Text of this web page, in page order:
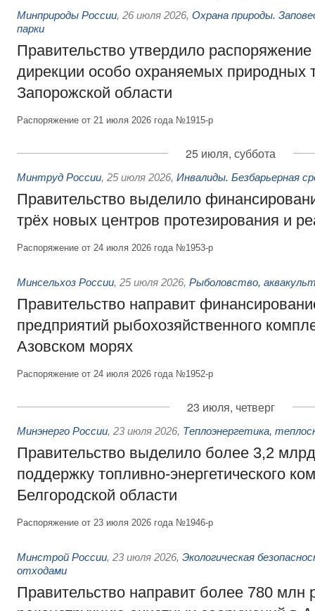
Минприроды России, 26 июля 2026, Охрана природы.
парки
Правительство утвердило
дирекции особо охраняемых природных
Запорожской области
Распоряжение от 21 июля 2026 года №1915-р
25 июля, суббота
Минтруд России, 25 июля 2026, Инвалиды. Безбарьерная
Правительство выделило
трёх новых центров протезирования и
Распоряжение от 24 июля 2026 года №1953-р
Минсельхоз России, 25 июля 2026, Рыболовство,
Правительство направит
предприятий рыбохозяйственного
Азовском морях
Распоряжение от 24 июля 2026 года №1952-р
23 июля, четверг
Минэнерго России, 23 июля 2026, Теплоэнергетика,
Правительство выделило более 3,2
поддержку топливно-энергетического
Белгородской области
Распоряжение от 23 июля 2026 года №1946-р
Минстрой России, 23 июля 2026, Экологическая
отходами
Правительство направит более 780 млн